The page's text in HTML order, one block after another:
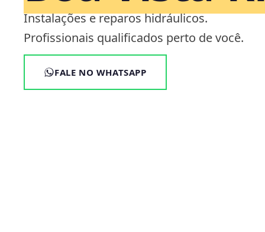
Instalações e reparos hidráulicos.
Profissionais qualificados perto de você.
FALE NO WHATSAPP